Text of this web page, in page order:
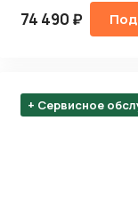
74 490 ₽
+ Сервисное